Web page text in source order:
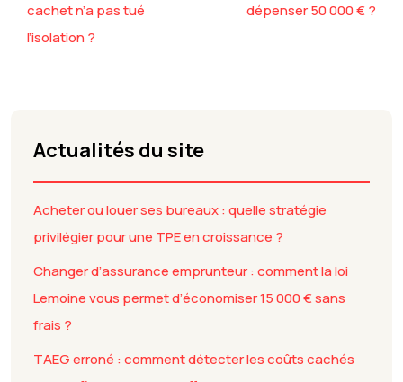
cachet n’a pas tué
l’isolation ?
dépenser 50 000 € ?
Actualités du site
Acheter ou louer ses bureaux : quelle stratégie
privilégier pour une TPE en croissance ?
Changer d’assurance emprunteur : comment la loi
Lemoine vous permet d’économiser 15 000 € sans
frais ?
TAEG erroné : comment détecter les coûts cachés